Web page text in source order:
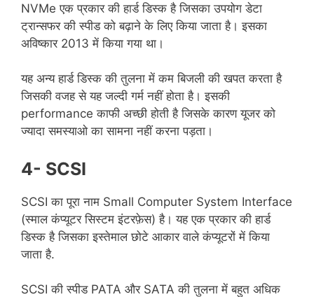
NVMe एक प्रकार की हार्ड डिस्क है जिसका उपयोग डेटा
ट्रान्सफर की स्पीड को बढ़ाने के लिए किया जाता है। इसका
अविष्कार 2013 में किया गया था।
यह अन्य हार्ड डिस्क की तुलना में कम बिजली की खपत करता है
जिसकी वजह से यह जल्दी गर्म नहीं होता है। इसकी
performance काफी अच्छी होती है जिसके कारण यूजर को
ज्यादा समस्याओ का सामना नहीं करना पड़ता।
4- SCSI
SCSI का पूरा नाम Small Computer System Interface
(स्माल कंप्यूटर सिस्टम इंटरफ़ेस) है। यह एक प्रकार की हार्ड
डिस्क है जिसका इस्तेमाल छोटे आकार वाले कंप्यूटरों में किया
जाता है.
SCSI की स्पीड PATA और SATA की तुलना में बहुत अधिक